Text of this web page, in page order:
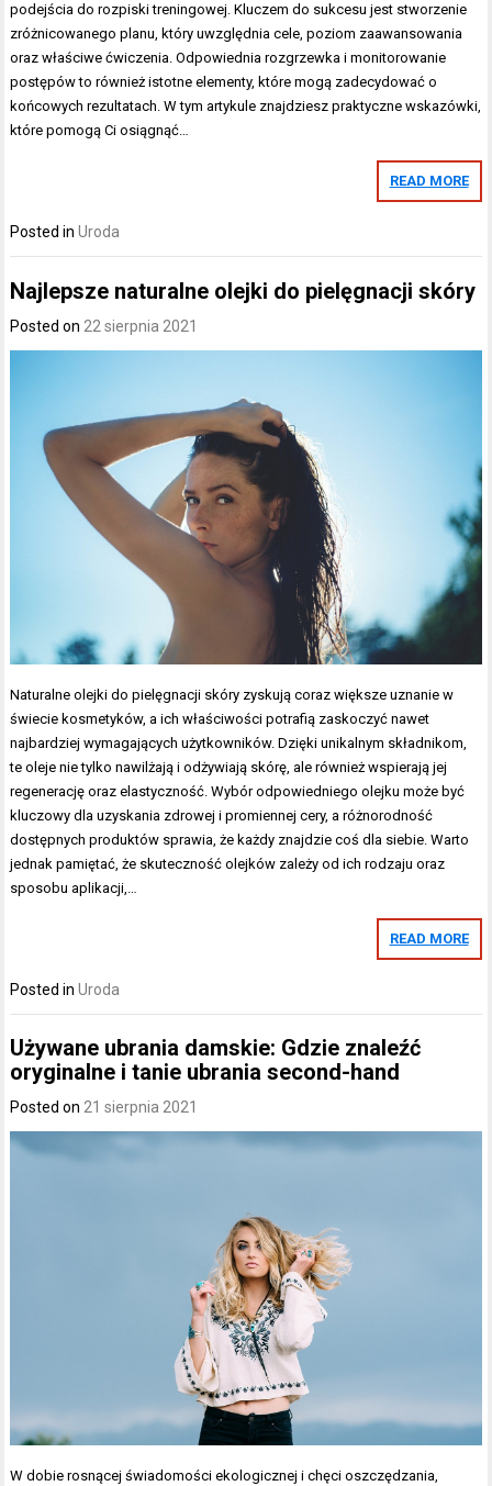
podejścia do rozpiski treningowej. Kluczem do sukcesu jest stworzenie
zróżnicowanego planu, który uwzględnia cele, poziom zaawansowania
oraz właściwe ćwiczenia. Odpowiednia rozgrzewka i monitorowanie
postępów to również istotne elementy, które mogą zadecydować o
końcowych rezultatach. W tym artykule znajdziesz praktyczne wskazówki,
które pomogą Ci osiągnąć…
READ MORE
Posted inUroda
Najlepsze naturalne olejki do pielęgnacji skóry
Posted on 22 sierpnia 2021
Naturalne olejki do pielęgnacji skóry zyskują coraz większe uznanie w
świecie kosmetyków, a ich właściwości potrafią zaskoczyć nawet
najbardziej wymagających użytkowników. Dzięki unikalnym składnikom,
te oleje nie tylko nawilżają i odżywiają skórę, ale również wspierają jej
regenerację oraz elastyczność. Wybór odpowiedniego olejku może być
kluczowy dla uzyskania zdrowej i promiennej cery, a różnorodność
dostępnych produktów sprawia, że każdy znajdzie coś dla siebie. Warto
jednak pamiętać, że skuteczność olejków zależy od ich rodzaju oraz
sposobu aplikacji,…
READ MORE
Posted inUroda
Używane ubrania damskie: Gdzie znaleźć
oryginalne i tanie ubrania second-hand
Posted on21 sierpnia 2021
W dobie rosnącej świadomości ekologicznej i chęci oszczędzania,